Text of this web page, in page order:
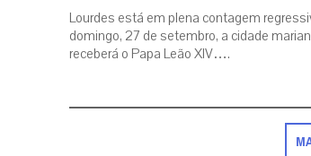
Lourdes está em plena contagem
domingo, 27 de setembro, a cidade
receberá o Papa Leão XIV….